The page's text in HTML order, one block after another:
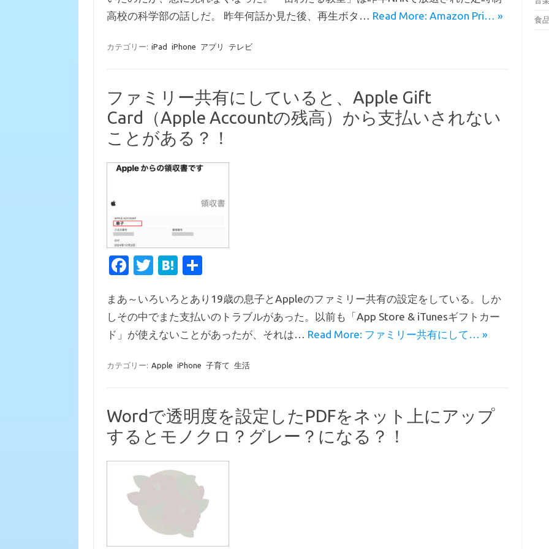
b
o
o
te
r
n
a
高校の科学部の話しだ。 昨年何話か見た後、再生ボタ… Read More: Amazon Pri… »
カテゴリー: iPad iPhone アプリ テレビ
ファミリー共有にしていると、Apple Gift
Card（Apple Accountの残高）から支払いされない
ことがある？！
Fa
e
b
o
o
T
it
te
r
H
e
n
a
まあ～いろいろとあり19歳の息子とAppleのファミリー共有の設定をしている。しか
しその中でまた支払いのトラブルがあった。以前も「App Store & iTunesギフトカー
ド」が使えないことがあったが、それは… Read More: ファミリー共有にして… »
カテゴリー: Apple iPhone 子育て 生活
Wordで透明度を設定したPDFをネット上にアップ
するとモノクロ？グレー？になる？！
食